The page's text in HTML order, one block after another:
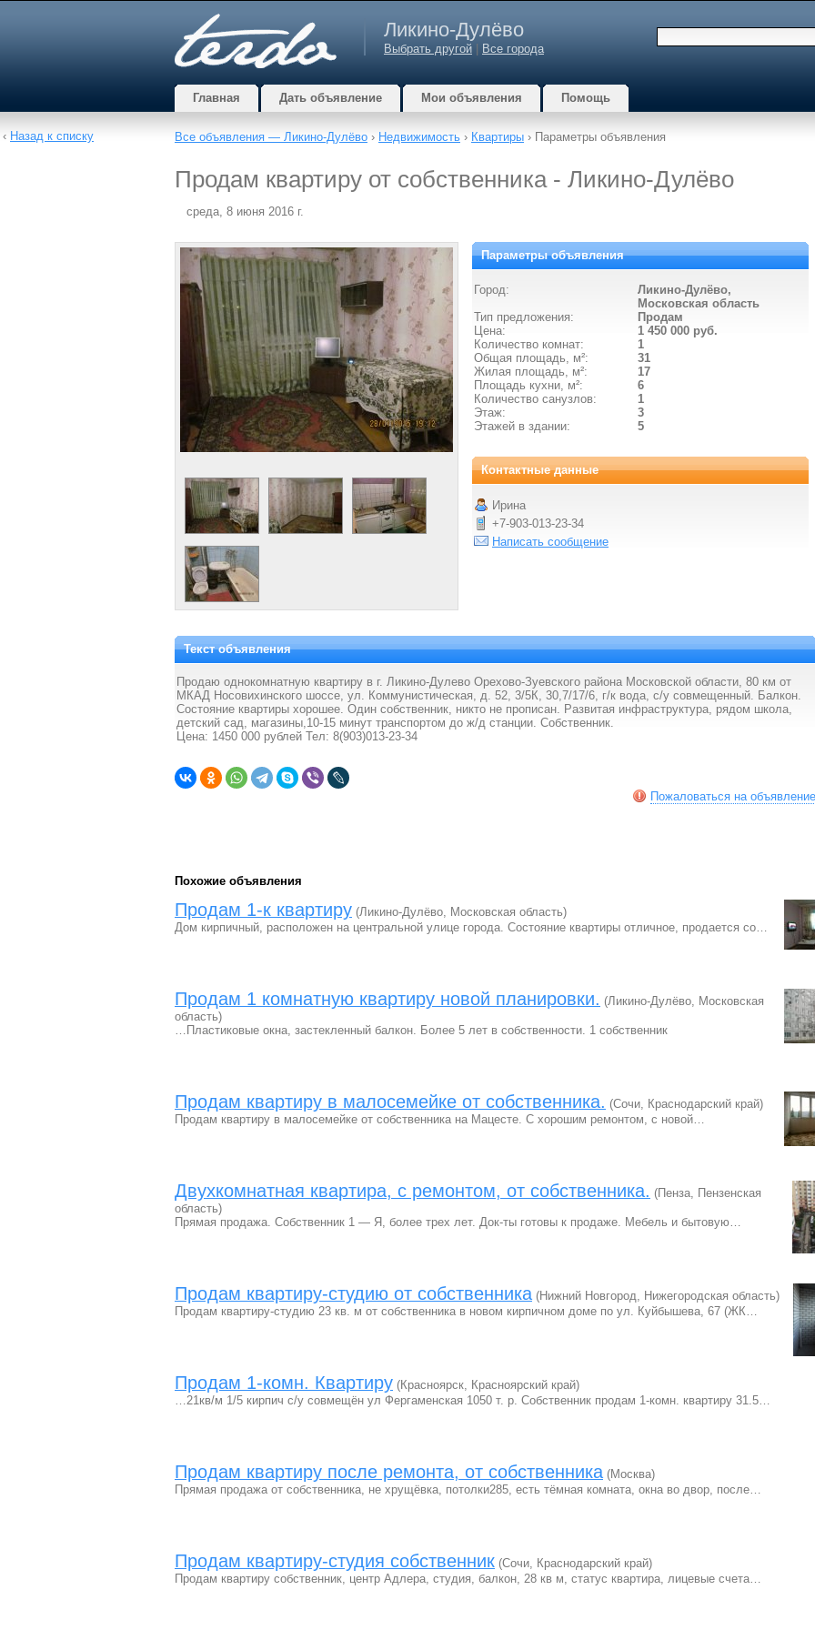
Ликино-Дулёво
Выбрать другой Все города
Главная Дать объявление Мои объявления Помощь
Все объявления — Ликино-Дулёво › Недвижимость › Квартиры › Параметры объявления
Продам квартиру от собственника - Ликино-Дулёво
среда, 8 июня 2016 г.
Параметры объявления
Город:
Ликино-Дулёво,
Московская область
Тип предложения:
Продам
Цена:
1 450 000 руб.
Количество комнат:
1
Общая площадь, м²:
31
Жилая площадь, м²:
17
Площадь кухни, м²:
6
Количество санузлов:
1
Этаж:
3
Этажей в здании:
5
Контактные данные
Ирина
+7-903-013-23-34
Написать сообщение
Текст объявления
Продаю однокомнатную квартиру в г. Ликино-Дулево Орехово-Зуевского района Московской области, 80 км от
МКАД Носовихинского шоссе, ул. Коммунистическая, д. 52, 3/5К, 30,7/17/6, г/к вода, с/у совмещенный. Балкон.
Состояние квартиры хорошее. Один собственник, никто не прописан. Развитая инфраструктура, рядом школа,
детский сад, магазины,10-15 минут транспортом до ж/д станции. Собственник.
Цена: 1450 000 рублей Тел: 8(903)013-23-34
Пожаловаться на объявление
Похожие объявления
Продам 1-к квартиру (Ликино-Дулёво, Московская область)
Дом кирпичный, расположен на центральной улице города. Состояние квартиры отличное, продается со…
Продам 1 комнатную квартиру новой планировки. (Ликино-Дулёво, Московская
область)
…Пластиковые окна, застекленный балкон. Более 5 лет в собственности. 1 собственник
Продам квартиру в малосемейке от собственника. (Сочи, Краснодарский край)
Продам квартиру в малосемейке от собственника на Мацесте. С хорошим ремонтом, с новой…
Двухкомнатная квартира, с ремонтом, от собственника. (Пенза, Пензенская
область)
Прямая продажа. Собственник 1 — Я, более трех лет. Док-ты готовы к продаже. Мебель и бытовую…
Продам квартиру-студию от собственника (Нижний Новгород, Нижегородская область)
Продам квартиру-студию 23 кв. м от собственника в новом кирпичном доме по ул. Куйбышева, 67 (ЖК…
Продам 1-комн. Квартиру (Красноярск, Красноярский край)
…21кв/м 1/5 кирпич с/у совмещён ул Фергаменская 1050 т. р. Собственник продам 1-комн. квартиру 31.5…
Продам квартиру после ремонта, от собственника (Москва)
Прямая продажа от собственника, не хрущёвка, потолки285, есть тёмная комната, окна во двор, после…
Продам квартиру-студия собственник (Сочи, Краснодарский край)
Продам квартиру собственник, центр Адлера, студия, балкон, 28 кв м, статус квартира, лицевые счета…
‹ Назад к списку